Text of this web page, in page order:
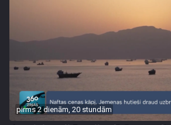
pirms 2 dienām, 20 stundām